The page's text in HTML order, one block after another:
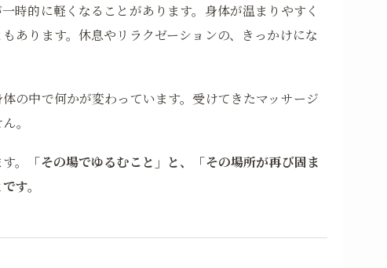
時的に軽くなることがあります。身体が温まりやすく
あります。休息やリラクゼーションの、きっかけにな
の中で何かが変わっています。受けてきたマッサージ
。
。
「その場でゆるむこと」と、「その場所が再び固ま
す。